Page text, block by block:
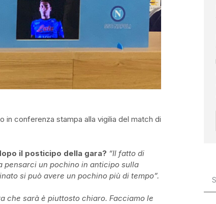
in conferenza stampa alla vigilia del match di
il posticipo della gara? “Il fatto di
pensarci un pochino in anticipo sulla
si può avere un pochino più di tempo”.
che sarà è piuttosto chiaro. Facciamo le